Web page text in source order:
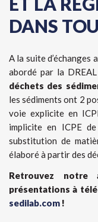
DANS
A la suite d’échanges
abordé par la
déchets des
les sédiments ont 2
voie explicite en
implicite en ICPE
substitution de
élaboré à partir des
Retrouvez
présentations à
sedilab.com !